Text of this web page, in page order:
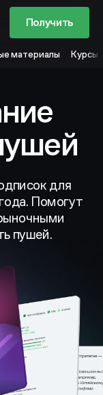
Получить
материалы Курсы
для
Помогут
пушей.